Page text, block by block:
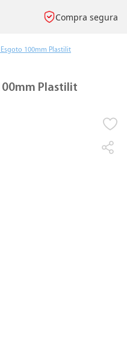
Compra segura
100mm Plastilit
Plastilit